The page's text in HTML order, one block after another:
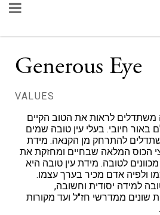
Generous Eye
VALUES
משתדלים לראות את הטוב הקיים
באור חיובי. בעלי עין טובה שמים
להתרחק מן הקנאה. מידת
הכוס המלאה שבחיים ומחזקת את
לטובה. מידת עין טובה היא
ולפיה אדם מכיר בערך עצמו.
למידה יסודית וחשובה,
שונים ממדרשי חז"ל ועד מקורות